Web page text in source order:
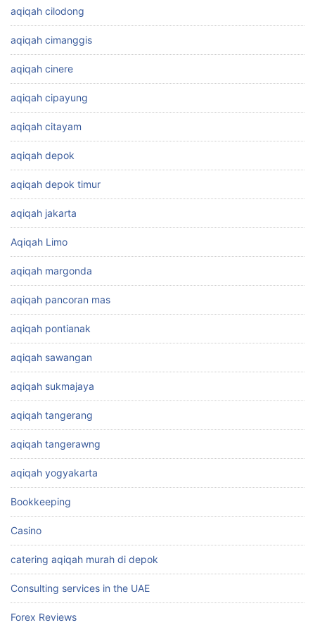
aqiqah cilodong
aqiqah cimanggis
aqiqah cinere
aqiqah cipayung
aqiqah citayam
aqiqah depok
aqiqah depok timur
aqiqah jakarta
Aqiqah Limo
aqiqah margonda
aqiqah pancoran mas
aqiqah pontianak
aqiqah sawangan
aqiqah sukmajaya
aqiqah tangerang
aqiqah tangerawng
aqiqah yogyakarta
Bookkeeping
Casino
catering aqiqah murah di depok
Consulting services in the UAE
Forex Reviews